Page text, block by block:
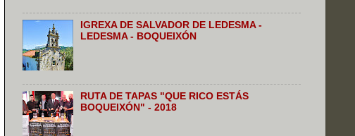
IGREXA DE SALVADOR DE LEDESMA -
LEDESMA - BOQUEIXÓN
RUTA DE TAPAS "QUE RICO ESTÁS
BOQUEIXÓN" - 2018